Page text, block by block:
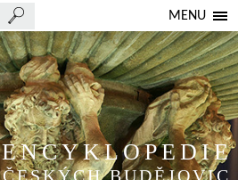
MENU
ENCYKLOPEDIE
ČESKÝCH BUDĚJOVIC